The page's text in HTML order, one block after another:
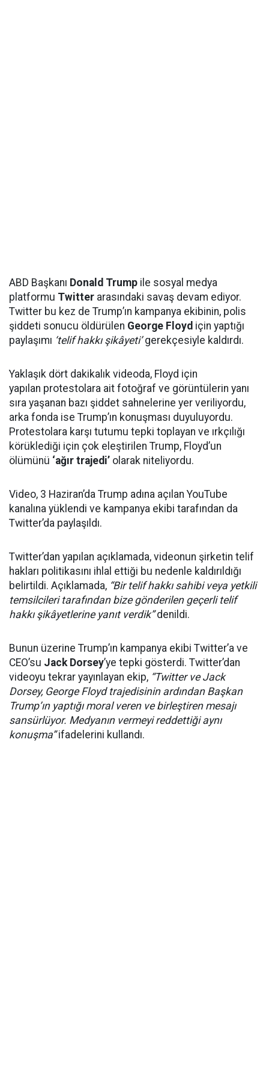
ABD Başkanı Donald Trump ile sosyal medya
platformu Twitter arasındaki savaş devam ediyor.
Twitter bu kez de Trump’ın kampanya ekibinin, polis
şiddeti sonucu öldürülen George Floyd için yaptığı
paylaşımı ‘telif hakkı şikâyeti’gerekçesiyle kaldırdı.
Yaklaşık dört dakikalık videoda, Floyd için
yapılan protestolara ait fotoğraf ve görüntülerin yanı
sıra yaşanan bazı şiddet sahnelerine yer veriliyordu,
arka fonda ise Trump’ın konuşması duyuluyordu.
Protestolara karşı tutumu tepki toplayan ve ırkçılığı
körüklediği için çok eleştirilen Trump, Floyd’un
ölümünü ‘ağır trajedi’ olarak niteliyordu.
Video, 3 Haziran’da Trump adına açılan YouTube
kanalına yüklendi ve kampanya ekibi tarafından da
Twitter’da paylaşıldı.
Twitter’dan yapılan açıklamada, videonun şirketin telif
hakları politikasını ihlal ettiği bu nedenle kaldırıldığı
belirtildi. Açıklamada, “Bir telif hakkı sahibi veya yetkili
temsilcileri tarafından bize gönderilen geçerli telif
hakkı şikâyetlerine yanıt verdik”denildi.
Bunun üzerine Trump’ın kampanya ekibi Twitter’a ve
CEO’su Jack Dorsey’ye tepki gösterdi. Twitter’dan
videoyu tekrar yayınlayan ekip, “Twitter ve Jack
Dorsey, George Floyd trajedisinin ardından Başkan
Trump’ın yaptığı moral veren ve birleştiren mesajı
sansürlüyor. Medyanın vermeyi reddettiği aynı
konuşma”ifadelerini kullandı.